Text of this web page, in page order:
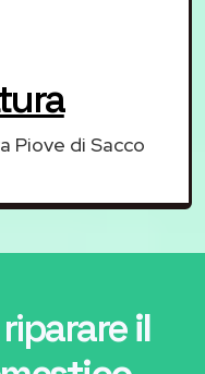
Piove di Sacco
il